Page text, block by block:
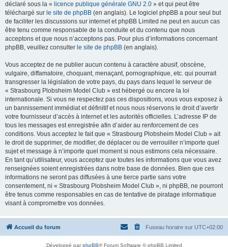
déclaré sous la « licence publique générale GNU 2.0 » et qui peut être
téléchargé sur le site de phpBB (en anglais). Le logiciel phpBB a pour seul but
de faciliter les discussions sur internet et phpBB Limited ne peut en aucun cas
être tenu comme responsable de la conduite et du contenu que nous
acceptons et que nous n’acceptons pas. Pour plus d’informations concernant
phpBB, veuillez consulter le site de phpBB (en anglais).
Vous acceptez de ne publier aucun contenu à caractère abusif, obscène,
vulgaire, diffamatoire, choquant, menaçant, pornographique, etc. qui pourrait
transgresser la législation de votre pays, du pays dans lequel le serveur de
« Strasbourg Plobsheim Model Club » est hébergé ou encore la loi
internationale. Si vous ne respectez pas ces dispositions, vous vous exposez à
un bannissement immédiat et définitif et nous nous réservons le droit d’avertir
votre fournisseur d’accès à internet et les autorités officielles. L’adresse IP de
tous les messages est enregistrée afin d’aider au renforcement de ces
conditions. Vous acceptez le fait que « Strasbourg Plobsheim Model Club » ait
le droit de supprimer, de modifier, de déplacer ou de verrouiller n’importe quel
sujet et message à n’importe quel moment si nous estimons cela nécessaire.
En tant qu’utilisateur, vous acceptez que toutes les informations que vous avez
renseignées soient enregistrées dans notre base de données. Bien que ces
informations ne seront pas diffusées à une tierce partie sans votre
consentement, ni « Strasbourg Plobsheim Model Club », ni phpBB, ne pourront
être tenus comme responsables en cas de tentative de piratage informatique
visant à compromettre vos données.
Accueil du forum Fuseau horaire sur UTC+02:00
Développé parphpBB® Forum Software © phpBB Limited